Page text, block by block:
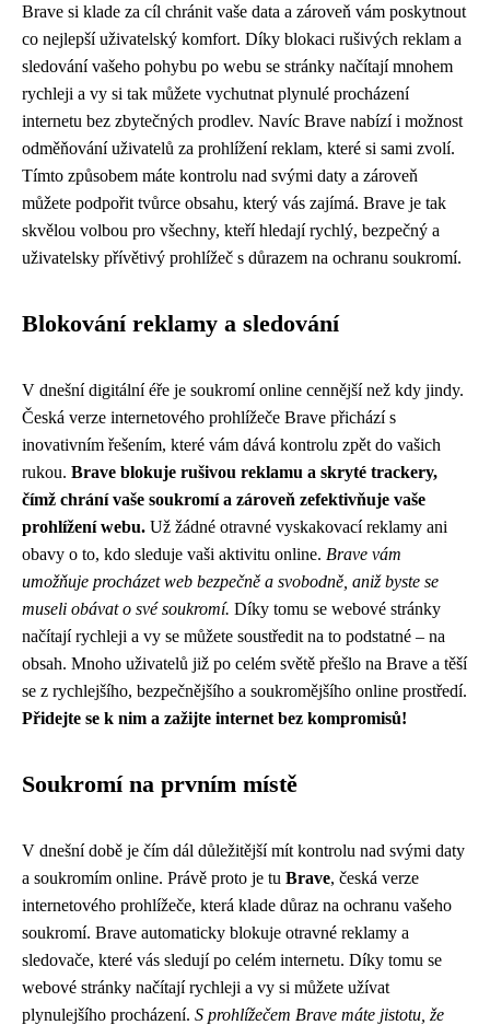
Brave si klade za cíl chránit vaše data a zároveň vám poskytnout
co nejlepší uživatelský komfort. Díky blokaci rušivých reklam a
sledování vašeho pohybu po webu se stránky načítají mnohem
rychleji a vy si tak můžete vychutnat plynulé procházení
internetu bez zbytečných prodlev. Navíc Brave nabízí i možnost
odměňování uživatelů za prohlížení reklam, které si sami zvolí.
Tímto způsobem máte kontrolu nad svými daty a zároveň
můžete podpořit tvůrce obsahu, který vás zajímá. Brave je tak
skvělou volbou pro všechny, kteří hledají rychlý, bezpečný a
uživatelsky přívětivý prohlížeč s důrazem na ochranu soukromí.
Blokování reklamy a sledování
V dnešní digitální éře je soukromí online cennější než kdy jindy.
Česká verze internetového prohlížeče Brave přichází s
inovativním řešením, které vám dává kontrolu zpět do vašich
rukou. Brave blokuje rušivou reklamu a skryté trackery,
čímž chrání vaše soukromí a zároveň zefektivňuje vaše
prohlížení webu. Už žádné otravné vyskakovací reklamy ani
obavy o to, kdo sleduje vaši aktivitu online. Brave vám
umožňuje procházet web bezpečně a svobodně, aniž byste se
museli obávat o své soukromí. Díky tomu se webové stránky
načítají rychleji a vy se můžete soustředit na to podstatné – na
obsah. Mnoho uživatelů již po celém světě přešlo na Brave a těší
se z rychlejšího, bezpečnějšího a soukromějšího online prostředí.
Přidejte se k nim a zažijte internet bez kompromisů!
Soukromí na prvním místě
V dnešní době je čím dál důležitější mít kontrolu nad svými daty
a soukromím online. Právě proto je tu Brave, česká verze
internetového prohlížeče, která klade důraz na ochranu vašeho
soukromí. Brave automaticky blokuje otravné reklamy a
sledovače, které vás sledují po celém internetu. Díky tomu se
webové stránky načítají rychleji a vy si můžete užívat
plynulejšího procházení. S prohlížečem Brave máte jistotu, že